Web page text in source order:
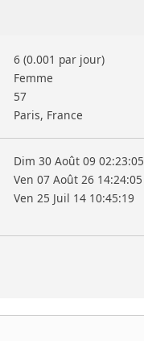
6 (0.001 par jour)
Femme
57
Paris, France
Dim 30 Août 09 02:23:05
Ven 07 Août 26 14:24:05
Ven 25 Juil 14 10:45:19